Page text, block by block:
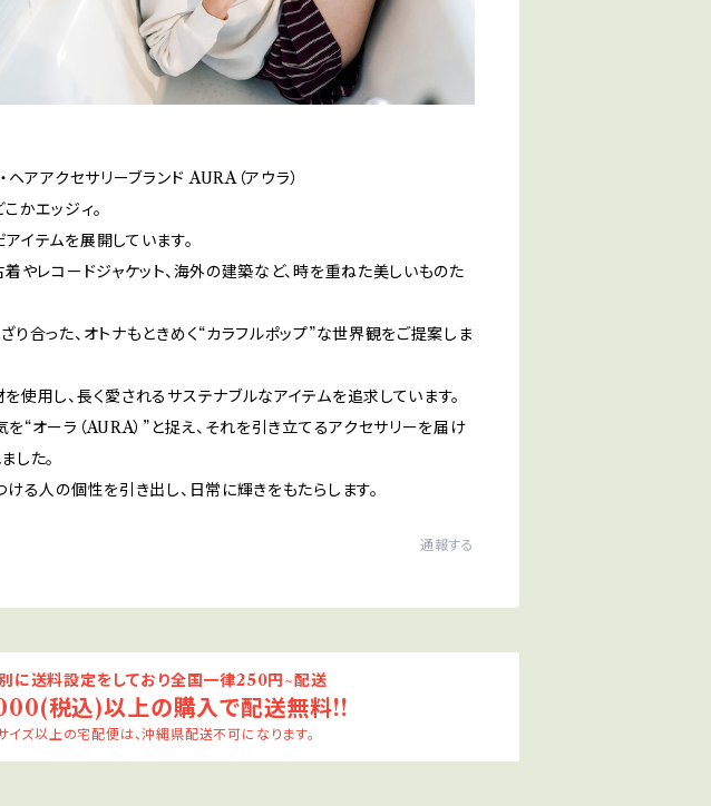
アアクセサリーブランド AURA（アウラ）
かエッジィ。
イテムを展開しています。
着やレコードジャケット、海外の建築など、時を重ねた美しいものた
り合った、オトナもときめく“カラフルポップ”な世界観をご提案しま
使用し、長く愛されるサステナブルなアイテムを追求しています。
“オーラ（AURA）”と捉え、それを引き立てるアクセサリーを届け
した。
ける人の個性を引き出し、日常に輝きをもたらします。
通報する
に送料設定をしており全国一律250円~配送
税込)以上の購入で配送無料!!
イズ以上の宅配便は、沖縄県配送不可になります。